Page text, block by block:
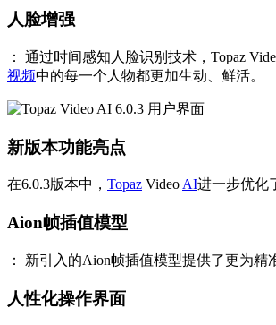
人脸增强
： 通过时间感知人脸识别技术，
视频中的每一个人物都更加生动、鲜活。
新版本功能亮点
在6.0.3版本中， Topaz Video AI进一步优化了
Aion帧插值模型
： 新引入的Aion帧插值模型提供了更为
人性化操作界面